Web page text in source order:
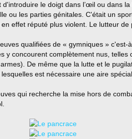
le doigt dans l’œil ou dans
ou les parties génitales. C'était un
effet réputé plus violent. Le lutteur de
qualifiées de « gymniques » c'est-
y concourent complètement nus, telles
De même que la lutte et le
est nécessaire une aire
qui recherche la mise hors de